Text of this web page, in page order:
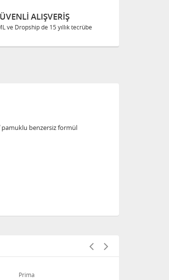
ALIŞVERIŞ
ve Dropship de 15 yıllık tecrübe
pamuklu benzersiz formül
Prima